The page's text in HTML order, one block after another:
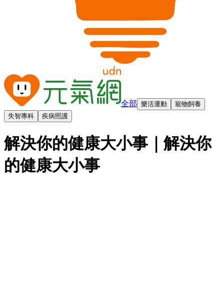
全部 樂活運動
寵物飼養
失智專科
疾病照護
解決你的健康大小事 ｜解決你
的健康大小事